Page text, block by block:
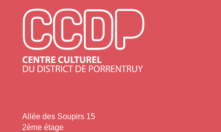
Allée des Soupirs 15
2ème étage